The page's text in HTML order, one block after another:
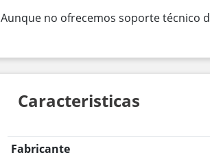
Aunque no ofrecemos soporte técnico
Caracteristicas
Fabricante